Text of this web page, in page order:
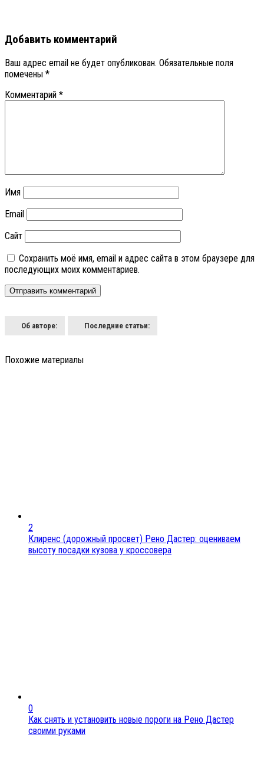
Добавить комментарий
Ваш адрес email не будет опубликован. Обязательные поля
помечены *
Комментарий *
Имя
Email
Сайт
Сохранить моё имя, email и адрес сайта в этом браузере для
последующих моих комментариев.
Об авторе: Последние статьи:
Похожие материалы
2
Клиренс (дорожный просвет) Рено Дастер: оцениваем
высоту посадки кузова у кроссовера
0
Как снять и установить новые пороги на Рено Дастер
своими руками